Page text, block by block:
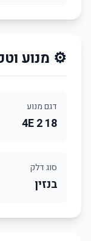
⚙️ מנוע
דגם מנוע
18 4E 2
סוג דלק
בנזין